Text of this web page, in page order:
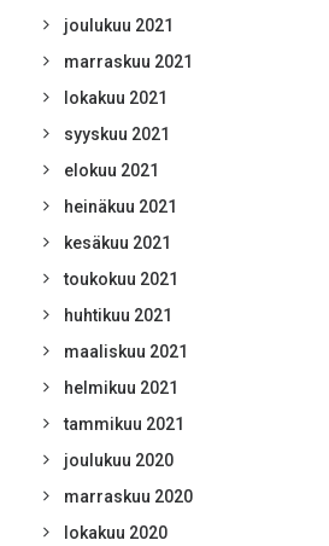
joulukuu 2021
marraskuu 2021
lokakuu 2021
syyskuu 2021
elokuu 2021
heinäkuu 2021
kesäkuu 2021
toukokuu 2021
huhtikuu 2021
maaliskuu 2021
helmikuu 2021
tammikuu 2021
joulukuu 2020
marraskuu 2020
lokakuu 2020